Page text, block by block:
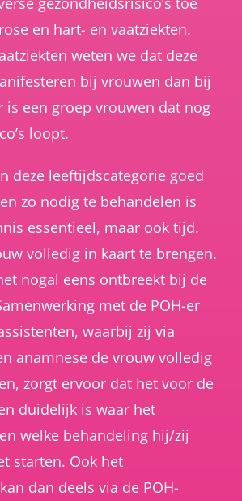
en hart- en vaatziekten.
weten we dat deze
bij vrouwen dan bij
is een groep vrouwen dat nog
loopt.
deze leeftijdscategorie goed
zo nodig te behandelen is
essentieel, maar ook tijd.
volledig in kaart te brengen.
nogal eens ontbreekt bij de
met de POH-er
waarbij zij via
anamnese de vrouw volledig
zorgt ervoor dat het voor de
duidelijk is waar het
welke behandeling hij/zij
starten. Ook het
dan deels via de POH-